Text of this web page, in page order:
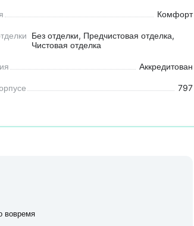
Комфорт
Без отделки, Предчистовая отделка,
Чистовая отделка
Аккредитован
797
вовремя